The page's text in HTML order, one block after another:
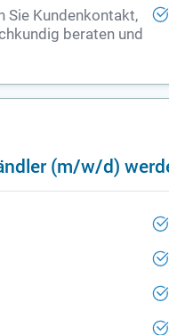
Sie Kundenkontakt,
beraten und
(m/w/d)